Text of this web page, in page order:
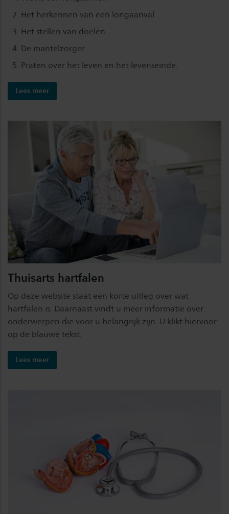
Het herkennen van een longaanval
Het stellen van doelen
De mantelzorger
Praten over het leven en het levenseinde.
Lees meer
Thuisarts hartfalen
Op deze website staat een korte uitleg over wat
hartfalen is. Daarnaast vindt u meer informatie over
onderwerpen die voor u belangrijk zijn. U klikt hiervoor
op de blauwe tekst.
Lees meer